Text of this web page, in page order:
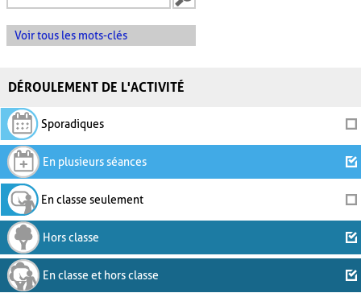
Voir tous les mots-clés
DÉROULEMENT DE L'ACTIVITÉ
Sporadiques
En plusieurs séances
En classe seulement
Hors classe
En classe et hors classe